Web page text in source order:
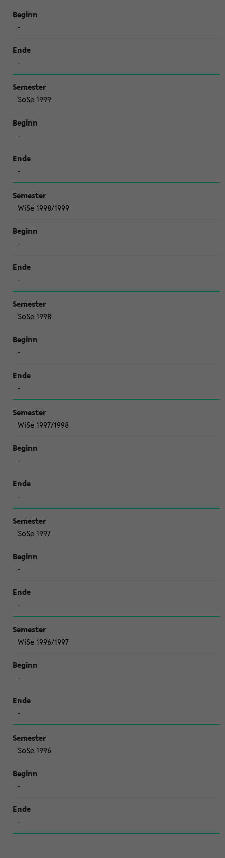
-
-
SoSe 1999
-
-
WiSe 1998/1999
-
-
SoSe 1998
-
-
WiSe 1997/1998
-
-
SoSe 1997
-
-
WiSe 1996/1997
-
-
SoSe 1996
-
-